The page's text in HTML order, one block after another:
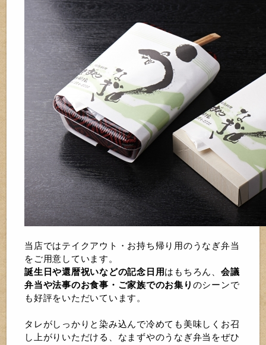
当店ではテイクアウト・お持ち帰り用のうなぎ弁当
をご用意しています。
誕生日や還暦祝いなどの記念日用はもちろん、 会議
弁当や法事のお食事・ご家族でのお集り のシーンで
も好評をいただいています。
タレがしっかりと染み込んで冷めても美味しくお召
し上がりいただける、なまずやのうなぎ弁当をぜひ